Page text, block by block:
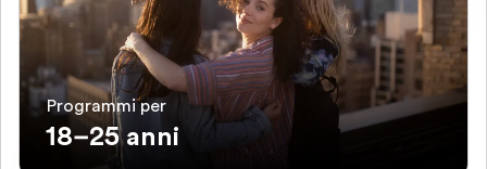
Programmi per
18–25 anni